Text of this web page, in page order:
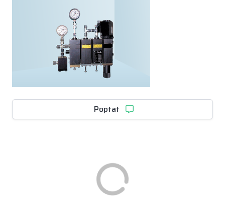
Poptat